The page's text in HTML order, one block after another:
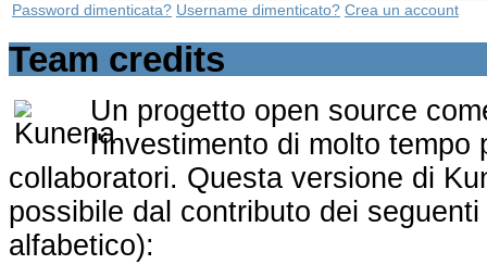
Password dimenticata? Username dimenticato? Crea un account
Team credits
Un progetto open source
l'investimento di molto tempo
collaboratori. Questa versione di
possibile dal contributo dei
alfabetico):